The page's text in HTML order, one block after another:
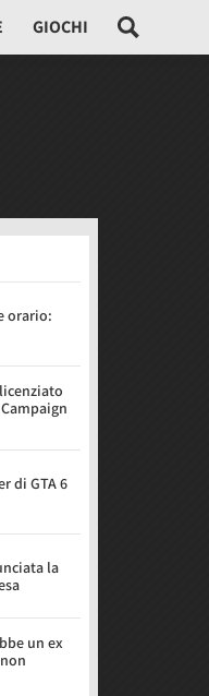
GIOCHI
orario:
di GTA 6
la
un ex